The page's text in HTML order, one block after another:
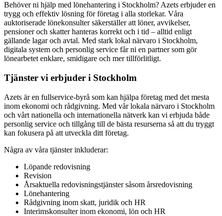
Behöver ni hjälp med lönehantering i Stockholm? Azets erbjuder en
trygg och effektiv lösning för företag i alla storlekar. Våra
auktoriserade lönekonsulter säkerställer att löner, avvikelser,
pensioner och skatter hanteras korrekt och i tid – alltid enligt
gällande lagar och avtal. Med stark lokal närvaro i Stockholm,
digitala system och personlig service får ni en partner som gör
lönearbetet enklare, smidigare och mer tillförlitligt.
Tjänster vi erbjuder i Stockholm
Azets är en fullservice-byrå som kan hjälpa företag med det mesta
inom ekonomi och rådgivning. Med vår lokala närvaro i Stockholm
och vårt nationella och internationella nätverk kan vi erbjuda både
personlig service och tillgång till de bästa resurserna så att du tryggt
kan fokusera på att utveckla ditt företag.
Några av våra tjänster inkluderar:
Löpande redovisning
Revision
Årsaktuella redovisningstjänster såsom årsredovisning
Lönehantering
Rådgivning inom skatt, juridik och HR
Interimskonsulter inom ekonomi, lön och HR